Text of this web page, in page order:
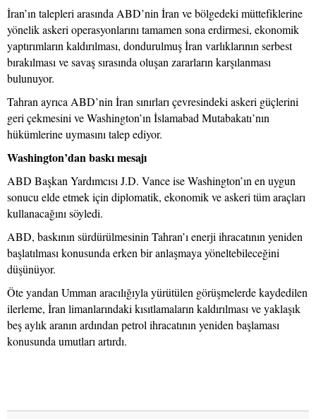
İran’ın talepleri arasında ABD’nin İran ve bölgedeki müttefiklerine
yönelik askeri operasyonlarını tamamen sona erdirmesi, ekonomik
yaptırımların kaldırılması, dondurulmuş İran varlıklarının serbest
bırakılması ve savaş sırasında oluşan zararların karşılanması
bulunuyor.
Tahran ayrıca ABD’nin İran sınırları çevresindeki askeri güçlerini
geri çekmesini ve Washington’ın İslamabad Mutabakatı’nın
hükümlerine uymasını talep ediyor.
Washington’dan baskı mesajı
ABD Başkan Yardımcısı J.D. Vance ise Washington’ın en uygun
sonucu elde etmek için diplomatik, ekonomik ve askeri tüm araçları
kullanacağını söyledi.
ABD, baskının sürdürülmesinin Tahran’ı enerji ihracatının yeniden
başlatılması konusunda erken bir anlaşmaya yöneltebileceğini
düşünüyor.
Öte yandan Umman aracılığıyla yürütülen görüşmelerde kaydedilen
ilerleme, İran limanlarındaki kısıtlamaların kaldırılması ve yaklaşık
beş aylık aranın ardından petrol ihracatının yeniden başlaması
konusunda umutları artırdı.